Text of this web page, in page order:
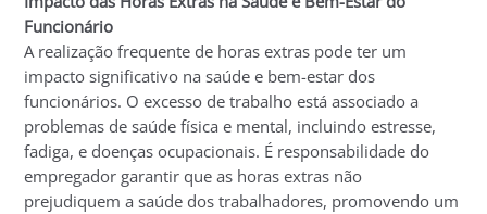
Funcionário
A realização frequente de horas extras pode ter um
impacto significativo na saúde e bem-estar dos
funcionários. O excesso de trabalho está associado a
problemas de saúde física e mental, incluindo estresse,
fadiga, e doenças ocupacionais. É responsabilidade do
empregador garantir que as horas extras não
prejudiquem a saúde dos trabalhadores, promovendo um